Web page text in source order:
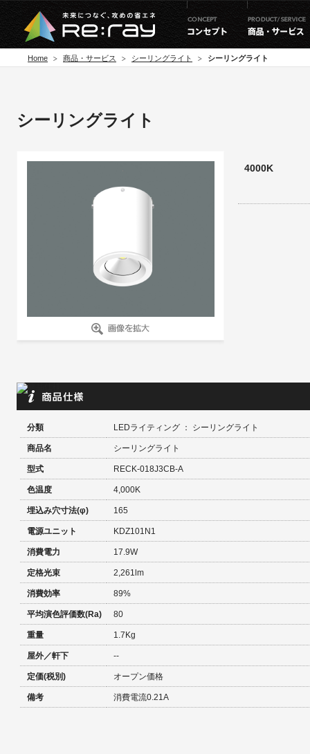
Home 商品・サービス シーリングライト シーリングライト
シーリングライト
4000K
分類 LEDライティング ： シーリングライト
商品名 シーリングライト
型式 RECK-018J3CB-A
色温度 4,000K
埋込み穴寸法(φ) 165
電源ユニット KDZ101N1
消費電力 17.9W
定格光束 2,261lm
消費効率 89%
平均演色評価数(Ra) 80
重量 1.7Kg
屋外／軒下 --
定価(税別) オープン価格
備考 消費電流0.21A